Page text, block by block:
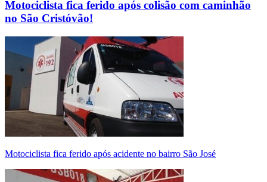
Motociclista fica ferido após colisão com caminhão
no São Cristóvão!
Motociclista fica ferido após acidente no bairro São José